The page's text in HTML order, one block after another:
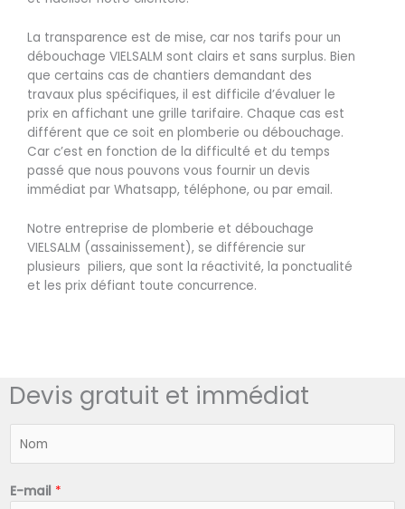
La transparence est de mise, car nos tarifs pour un
débouchage VIELSALM sont clairs et sans surplus. Bien
que certains cas de chantiers demandant des
travaux plus spécifiques, il est difficile d’évaluer le
prix en affichant une grille tarifaire. Chaque cas est
différent que ce soit en plomberie ou débouchage.
Car c’est en fonction de la difficulté et du temps
passé que nous pouvons vous fournir un devis
immédiat par Whatsapp, téléphone, ou par email.
Notre entreprise de plomberie et débouchage
VIELSALM (assainissement), se différencie sur
plusieurs piliers, que sont la réactivité, la ponctualité
et les prix défiant toute concurrence.
Devis gratuit et immédiat
*
E-mail *